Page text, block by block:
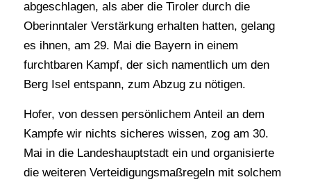
abgeschlagen, als aber die Tiroler durch die
Oberinntaler Verstärkung erhalten hatten, gelang
es ihnen, am 29. Mai die Bayern in einem
furchtbaren Kampf, der sich namentlich um den
Berg Isel entspann, zum Abzug zu nötigen.
Hofer, von dessen persönlichem Anteil an dem
Kampfe wir nichts sicheres wissen, zog am 30.
Mai in die Landeshauptstadt ein und organisierte
die weiteren Verteidigungsmaßregeln mit solchem